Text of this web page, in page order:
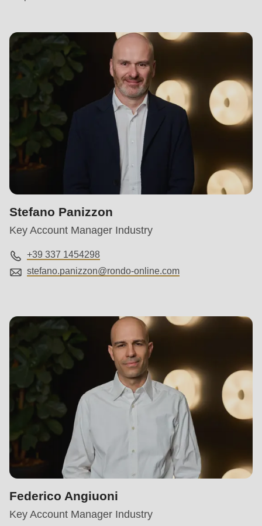
597
modules/custom/rondo_contact/src/ContactService.php).
Stefano Panizzon
Key Account Manager Industry
+39 337 1454298
stefano.panizzon@rondo-online.com
Federico Angiuoni
Key Account Manager Industry